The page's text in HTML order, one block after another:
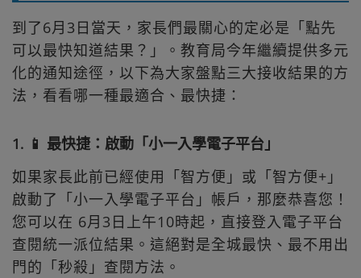
到了6月3日當天，家長們最關心的定必是「點先
可以最快知道結果？」。教育局今年繼續提供多元
化的通知途徑，以下為大家盤點三大接收結果的方
法，看看哪一種最適合、最快捷：
1. 📱 最快捷：啟動「小一入學電子平台」
如果家長此前已經使用「智方便」或「智方便+」
啟動了「小一入學電子平台」帳戶，那麼恭喜您！
您可以在 6月3日上午10時起，直接登入電子平台
查閱統一派位結果。這絕對是全城最快、最不用出
門的「秒殺」查閱方法。